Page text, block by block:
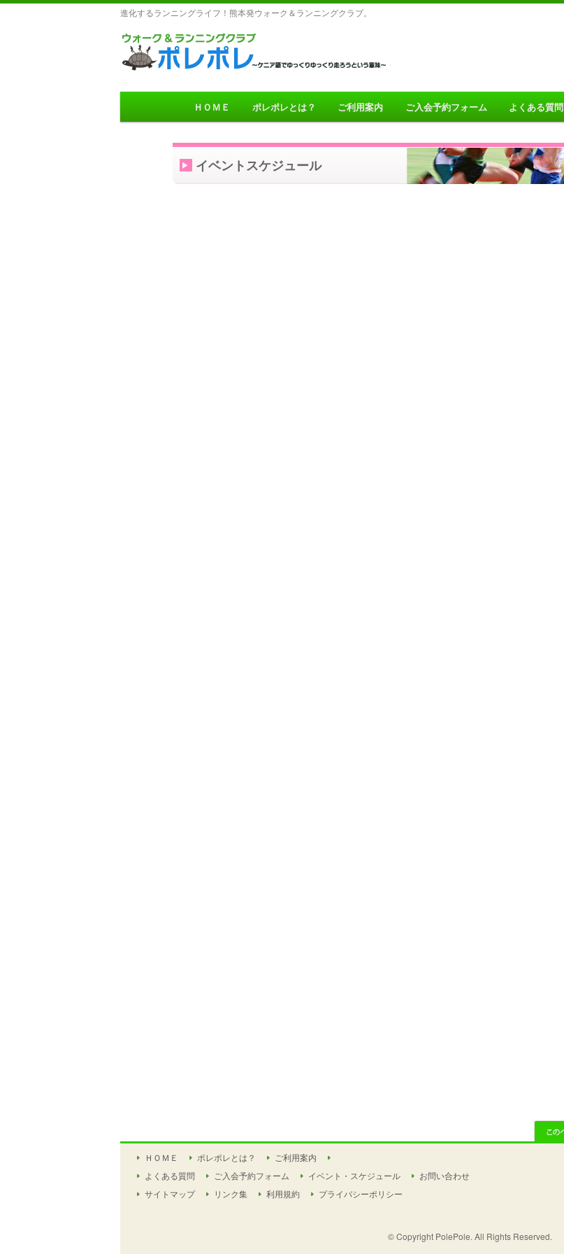
進化するランニングライフ！熊本発ウォーク＆ランニングクラブ。
Skip to primary content
Skip to secondary content
ＨＯＭＥ ポレポレとは？ ご利用案内 ご入会予約フォーム よくある質問
イベントスケジュール
ＨＯＭＥ ポレポレとは？
ご利用案内
よくある質問
ご入会予約フォーム イベント・スケジュール
お問い合わせ
サイトマップ
リンク集 利用規約 プライバシーポリシー
© Copyright PolePole. All Rights Reserved.